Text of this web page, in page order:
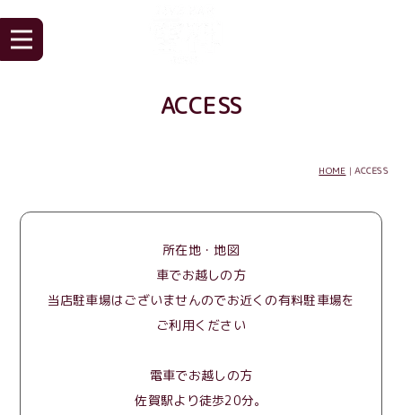
ACCESS
HOME |ACCESS
所在地・地図
車でお越しの方
当店駐車場はございませんのでお近くの有料駐車場を
ご利用ください
電車でお越しの方
佐賀駅より徒歩20分。